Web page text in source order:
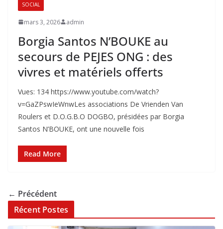
SOCIAL
mars 3, 2026 admin
‎Borgia Santos N’BOUKE au
secours de PEJES ONG : des
vivres et matériels offerts
Vues: 134 https://www.youtube.com/watch?
v=GaZPswIeWnw‎Les associations De Vrienden Van
Roulers et D.O.G.B.O DOGBO, présidées par Borgia
Santos N’BOUKE, ont une nouvelle fois
Read More
← Précédent
Récent Postes